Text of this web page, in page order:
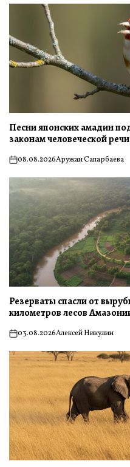
Песни японских амадин
законам человеческой речи
on08.08.2026Аружан Сапарбаева
Резерваты спасли от
километров лесов
on03.08.2026Алексей Никулин